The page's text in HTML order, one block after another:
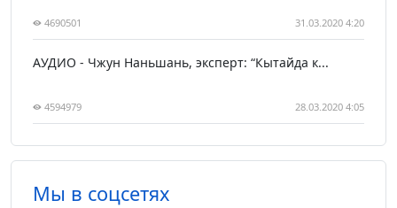
4690501 31.03.2020 4:20
АУДИО - Чжун Наньшань, эксперт: “Кытайда к...
4594979 28.03.2020 4:05
Мы в соцсетях